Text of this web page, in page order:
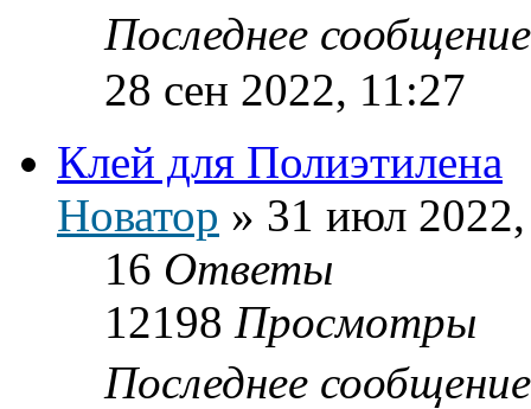
Последнее
28 сен 2022, 11:27
Клей для Полиэтилена
Новатор » 31 июл
16 Ответы
12198 Просмотры
Последнее